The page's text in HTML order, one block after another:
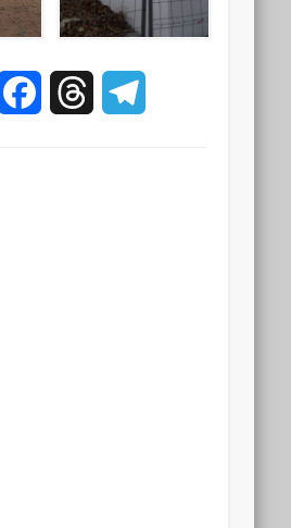
WhatsAppFacebookThreads